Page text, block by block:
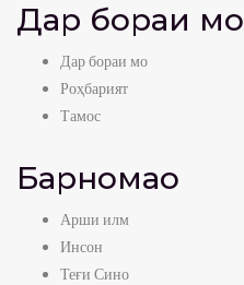
Дар бораи мо
Дар бораи мо
Роҳбарият
Тамос
Барномаҳо
Арши илм
Инсон
Теғи Сино